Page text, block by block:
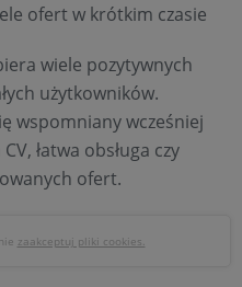
ofert w krótkim czasie
wiele pozytywnych
użytkowników.
wspomniany wcześniej
łatwa obsługa czy
ofert.
zaakceptuj pliki cookies.